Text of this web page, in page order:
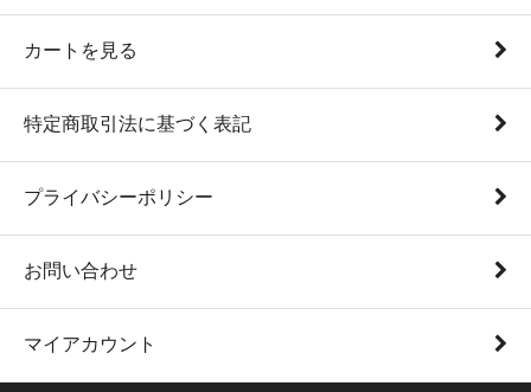
カートを見る
特定商取引法に基づく表記
プライバシーポリシー
お問い合わせ
マイアカウント